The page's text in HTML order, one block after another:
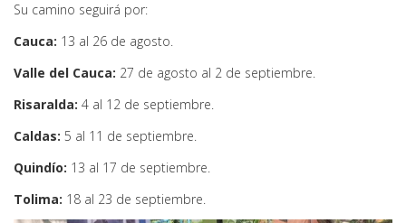
Su camino seguirá por:
Cauca: 13 al 26 de agosto.
Valle del Cauca: 27 de agosto al 2 de septiembre.
Risaralda: 4 al 12 de septiembre.
Caldas: 5 al 11 de septiembre.
Quindío: 13 al 17 de septiembre.
Tolima: 18 al 23 de septiembre.